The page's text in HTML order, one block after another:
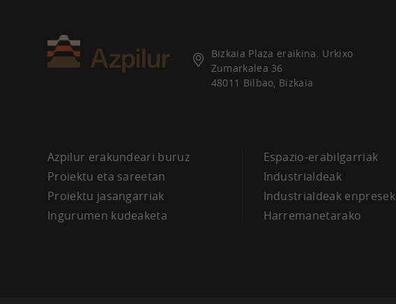
Bizkaia Plaza eraikina. Urkixo
Zumarkalea 36
48011 Bilbao, Bizkaia
Azpilur erakundeari buruz
Proiektu eta sareetan
Proiektu jasangarriak
Ingurumen kudeaketa
Espazio-erabilgarriak
Industrialdeak
Industrialdeak enpresek
Harremanetarako